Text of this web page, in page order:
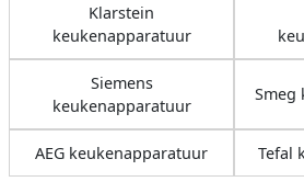
Klarstein
keukenapparatuur
Siemens
keukenapparatuur
Smeg
AEG keukenapparatuur Tefal